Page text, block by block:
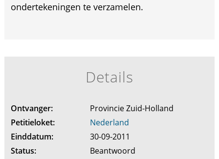
ondertekeningen te verzamelen.
Details
Ontvanger:
Provincie Zuid-Holland
Petitieloket:
Nederland
Einddatum:
30-09-2011
Status:
Beantwoord